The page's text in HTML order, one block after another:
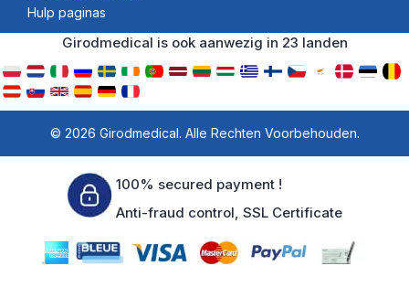
Hulp paginas
Girodmedical is ook aanwezig in 23 landen
© 2026 Girodmedical. Alle Rechten Voorbehouden.
100% secured payment !
Anti-fraud control, SSL Certificate